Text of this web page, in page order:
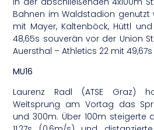
Bahnen im Waldstadion genutzt
mit Mayer, Kaltenböck, Hüttl
48,65s souverän vor der Union
Auersthal – Athletics 22 mit 49,67s
MU16
Laurenz Radl (ATSE Graz)
Weitsprung am Vortag das
und 300m. Über 100m steigerte